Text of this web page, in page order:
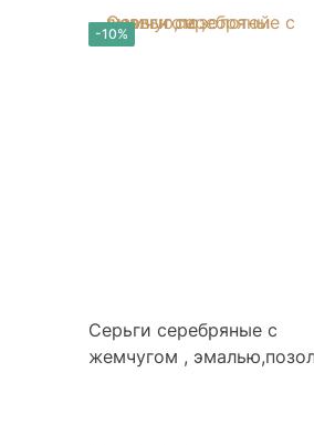
-10%
Серьги серебряные с
жемчугом ,